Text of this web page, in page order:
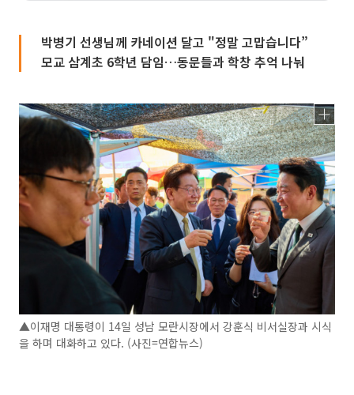
박병기 선생님께 카네이션 달고 "정말 고맙습니다”
모교 삼계초 6학년 담임…동문들과 학창 추억 나눠
▲이재명 대통령이 14일 성남 모란시장에서 강훈식 비서실장과 시식
을 하며 대화하고 있다. (사진=연합뉴스)